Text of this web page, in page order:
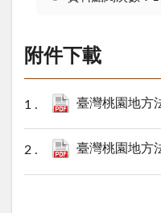
附件下載
臺灣桃園地方法院檢察
臺灣桃園地方法院檢察